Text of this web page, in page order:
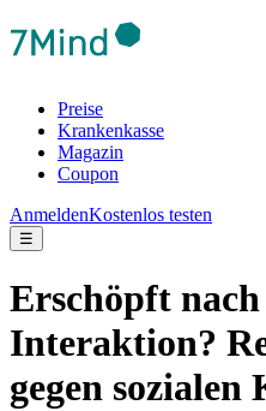
Preise
Krankenkasse
Magazin
Coupon
AnmeldenKostenlos testen
☰
Erschöpft
Interaktion?
gegen sozialen